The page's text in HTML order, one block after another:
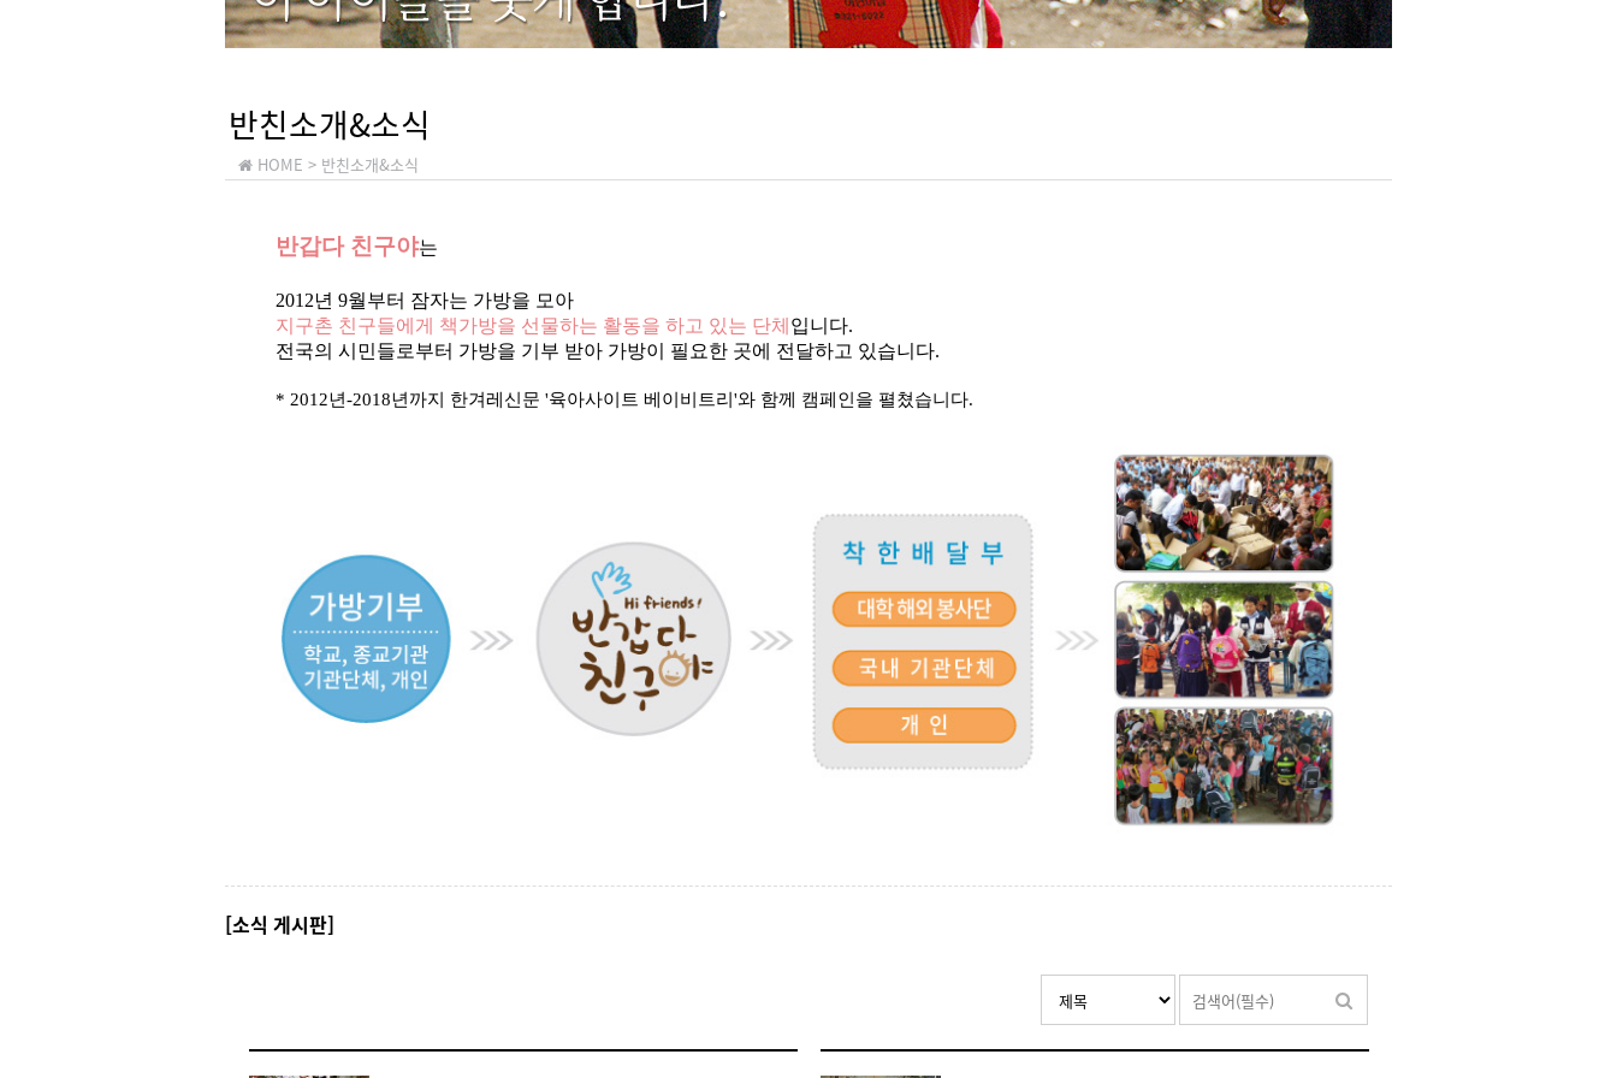
반친소개&소식
HOME > 반친소개&소식
반갑다 친구야는
2012년 9월부터 잠자는 가방을 모아
지구촌 친구들에게 책가방을 선물하는 활동을 하고 있는 단체 입니다.
전국의 시민들로부터 가방을 기부 받아 가방이 필요한 곳에 전달하고 있습니다.
* 2012년-2018년까지 한겨레신문 '육아사이트 베이비트리'와 함께 캠페인을 펼쳤습니다.
[소식 게시판]